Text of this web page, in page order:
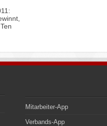
Mitarbeiter-App
Verbands-App